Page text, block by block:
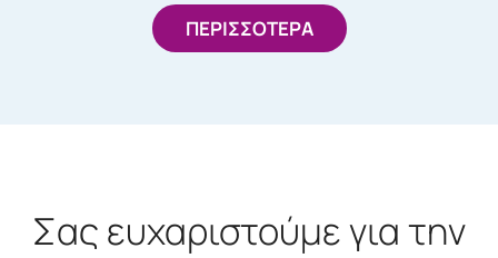
ΠΕΡΙΣΣΟΤΕΡΑ
Σας ευχαριστούμε για την